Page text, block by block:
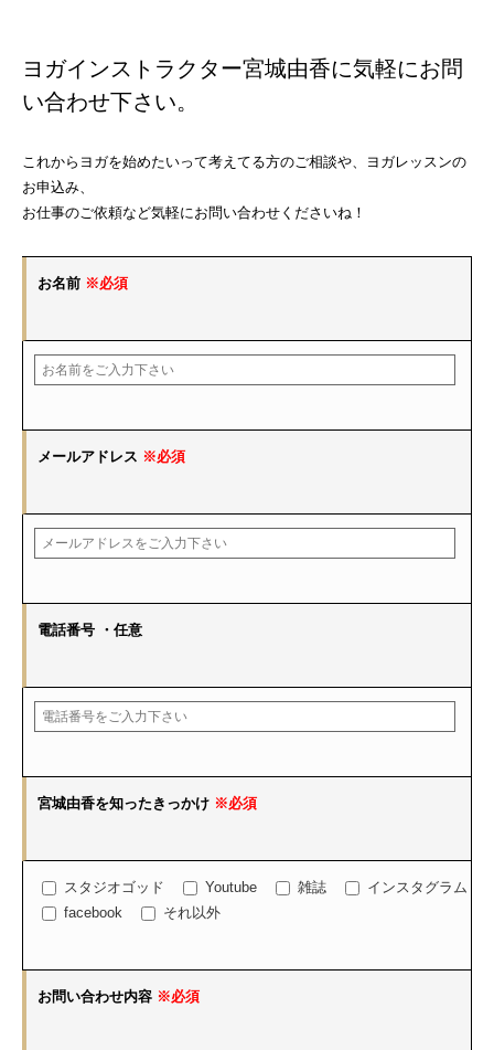
ヨガインストラクター宮城由香に気軽にお問
い合わせ下さい。
これからヨガを始めたいって考えてる方のご相談や、ヨガレッスンの
お申込み、
お仕事のご依頼など気軽にお問い合わせくださいね！
お名前 ※必須
メールアドレス ※必須
電話番号 ・任意
宮城由香を知ったきっかけ ※必須
スタジオゴッド Youtube 雑誌
インスタグラム
facebook
それ以外
お問い合わせ内容 ※必須